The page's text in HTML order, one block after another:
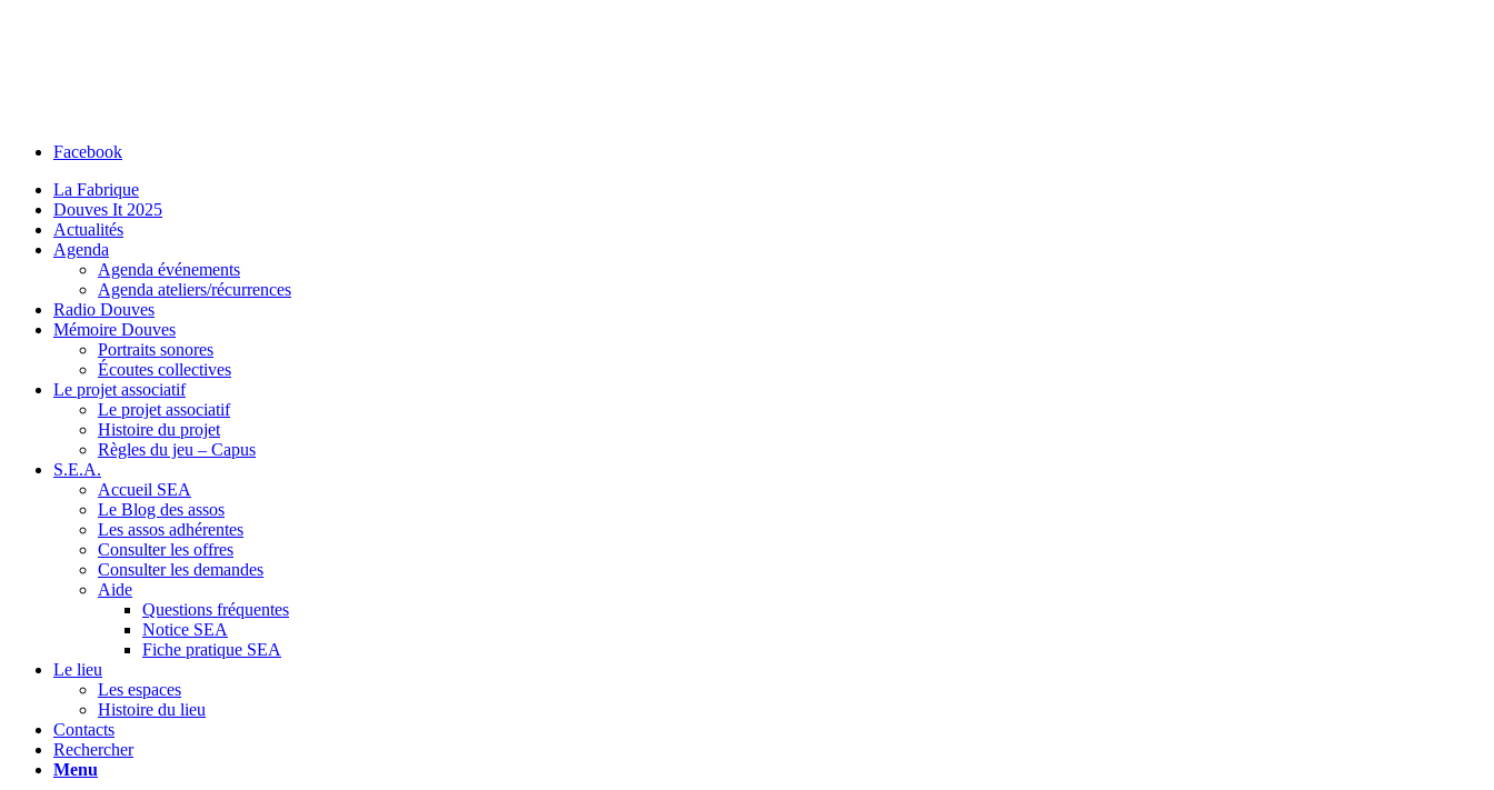
Facebook
La Fabrique
Douves It 2025
Actualités
Agenda
Agenda événements
Agenda ateliers/récurrences
Radio Douves
Mémoire Douves
Portraits sonores
Écoutes collectives
Le projet associatif
Le projet associatif
Histoire du projet
Règles du jeu – Capus
S.E.A.
Accueil SEA
Le Blog des assos
Les assos adhérentes
Consulter les offres
Consulter les demandes
Aide
Questions fréquentes
Notice SEA
Fiche pratique SEA
Le lieu
Les espaces
Histoire du lieu
Contacts
Rechercher
Menu